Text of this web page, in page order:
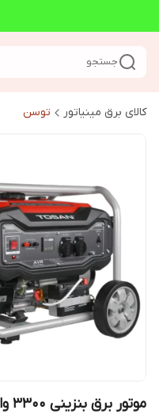
جستجو
کالای برق مینیاتور توسن
موتور برق بنزینی 3300 وات الکتریکی مدل 1133GW